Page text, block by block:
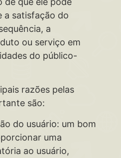
a satisfação do
a
ou serviço em
do público-
razões pelas
são:
do usuário: um bom
uma
ao usuário,